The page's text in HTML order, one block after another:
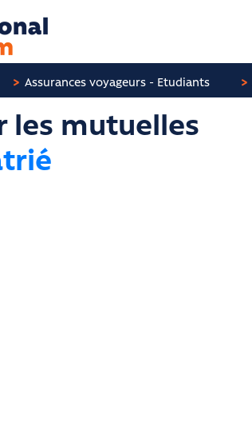
Assurances voyageurs - Etudiants
les mutuelles